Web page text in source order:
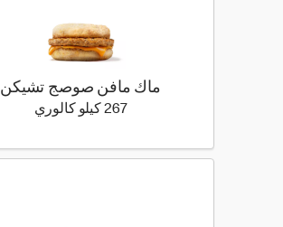
ماك مافن صوصج تشيكن
267 كيلو كالوري